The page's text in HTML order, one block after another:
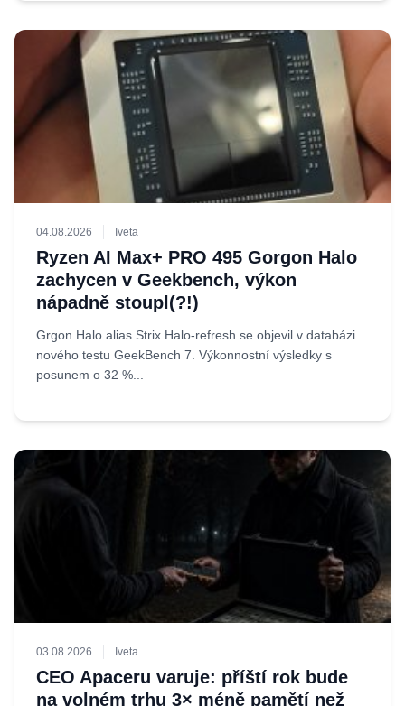
04.08.2026 Iveta
Ryzen AI Max+ PRO 495 Gorgon Halo
zachycen v Geekbench, výkon
nápadně stoupl(?!)
Grgon Halo alias Strix Halo-refresh se objevil v databázi
nového testu GeekBench 7. Výkonnostní výsledky s
posunem o 32 %...
03.08.2026 Iveta
CEO Apaceru varuje: příští rok bude
na volném trhu 3× méně pamětí než